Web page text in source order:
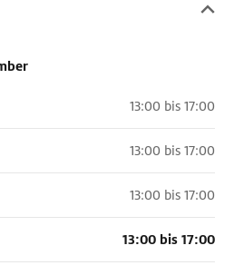
13:00 bis 17:00
13:00 bis 17:00
13:00 bis 17:00
13:00 bis 17:00